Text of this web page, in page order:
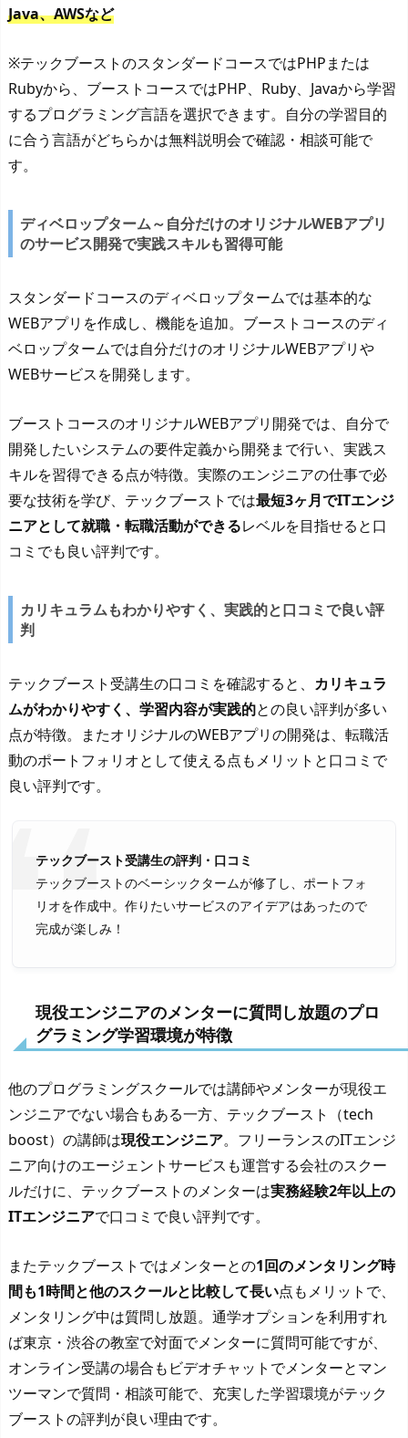
Java、AWSなど
※テックブーストのスタンダードコースではPHPまたは
Rubyから、ブーストコースではPHP、Ruby、Javaから学習
するプログラミング言語を選択できます。自分の学習目的
に合う言語がどちらかは無料説明会で確認・相談可能で
す。
ディベロップターム～自分だけのオリジナルWEBアプリ
のサービス開発で実践スキルも習得可能
スタンダードコースのディベロップタームでは基本的な
WEBアプリを作成し、機能を追加。ブーストコースのディ
ベロップタームでは自分だけのオリジナルWEBアプリや
WEBサービスを開発します。
ブーストコースのオリジナルWEBアプリ開発では、自分で
開発したいシステムの要件定義から開発まで行い、実践ス
キルを習得できる点が特徴。実際のエンジニアの仕事で必
要な技術を学び、テックブーストでは最短3ヶ月でITエンジ
ニアとして就職・転職活動ができるレベルを目指せると口
コミでも良い評判です。
カリキュラムもわかりやすく、実践的と口コミで良い評
判
テックブースト受講生の口コミを確認すると、 カリキュラ
ムがわかりやすく、学習内容が実践的との良い評判が多い
点が特徴。またオリジナルのWEBアプリの開発は、転職活
動のポートフォリオとして使える点もメリットと口コミで
良い評判です。
テックブースト受講生の評判・口コミ
テックブーストのベーシックタームが修了し、ポートフォ
リオを作成中。作りたいサービスのアイデアはあったので
完成が楽しみ！
現役エンジニアのメンターに質問し放題のプロ
グラミング学習環境が特徴
他のプログラミングスクールでは講師やメンターが現役エ
ンジニアでない場合もある一方、テックブースト（tech
boost）の講師は現役エンジニア。フリーランスのITエンジ
ニア向けのエージェントサービスも運営する会社のスクー
ルだけに、テックブーストのメンターは実務経験2年以上の
ITエンジニアで口コミで良い評判です。
またテックブーストではメンターとの1回のメンタリング時
間も1時間と他のスクールと比較して長い点もメリットで、
メンタリング中は質問し放題。通学オプションを利用すれ
ば東京・渋谷の教室で対面でメンターに質問可能ですが、
オンライン受講の場合もビデオチャットでメンターとマン
ツーマンで質問・相談可能で、充実した学習環境がテック
ブーストの評判が良い理由です。